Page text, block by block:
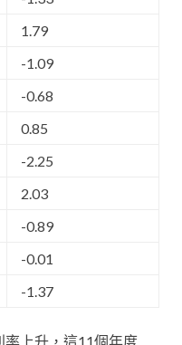
1.79
-1.09
-0.68
0.85
-2.25
2.03
-0.89
-0.01
-1.37
上升，這11個年度